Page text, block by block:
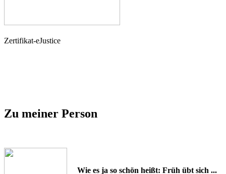
Zertifikat-eJustice
Zu meiner Person
Wie es ja so schön heißt: Früh übt sich ...